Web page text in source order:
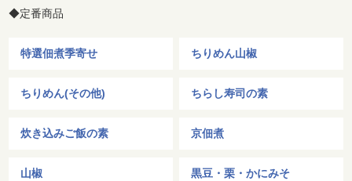
◆定番商品
特選佃煮季寄せ ちりめん山椒
ちりめん(その他) ちらし寿司の素
炊き込みご飯の素 京佃煮
山椒 黒豆・栗・かにみそ